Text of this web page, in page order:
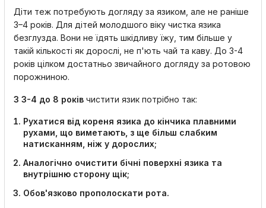
Діти теж потребують догляду за язиком, але не раніше
3–4 років. Для дітей молодшого віку чистка язика
безглузда. Вони не їдять шкідливу їжу, тим більше у
такій кількості як дорослі, не п'ють чай та каву. До 3-4
років цілком достатньо звичайного догляду за ротовою
порожниною.
З 3-4 до 8 років чистити язик потрібно так:
Рухатися від кореня язика до кінчика плавними
рухами, що виметають, з ще більш слабким
натисканням, ніж у дорослих;
Аналогічно очистити бічні поверхні язика та
внутрішню сторону щік;
Обов'язково прополоскати рота.